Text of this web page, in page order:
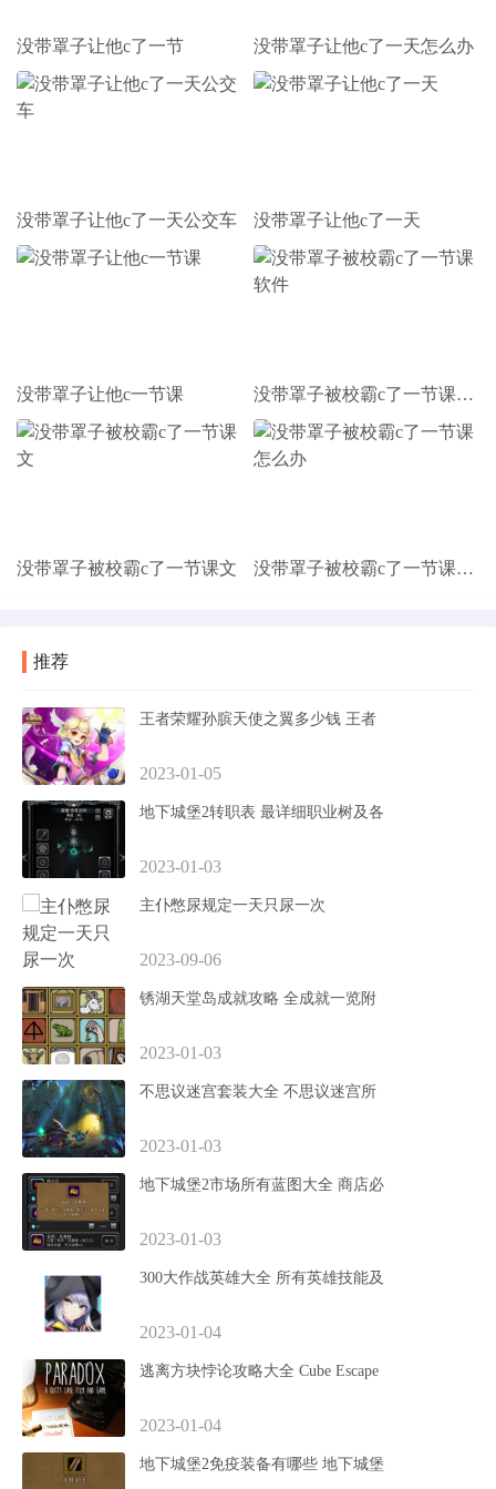
没带罩子让他c了一节 没带罩子让他c了一天怎么办
没带罩子让他c了一天公交车 没带罩子让他c了一天
没带罩子让他c一节课 没带罩子被校霸c了一节课软件
没带罩子被校霸c了一节课文 没带罩子被校霸c了一节课怎么办
推荐
王者荣耀孙膑天使之翼多少钱 王者
2023-01-05
地下城堡2转职表 最详细职业树及各
2023-01-03
主仆憋尿规定一天只尿一次
2023-09-06
锈湖天堂岛成就攻略 全成就一览附
2023-01-03
不思议迷宫套装大全 不思议迷宫所
2023-01-03
地下城堡2市场所有蓝图大全 商店必
2023-01-03
300大作战英雄大全 所有英雄技能及
2023-01-04
逃离方块悖论攻略大全 Cube Escape
2023-01-04
地下城堡2免疫装备有哪些 地下城堡